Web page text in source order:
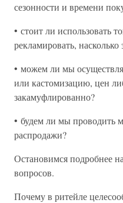
сезонности и времени
• стоит ли использовать
рекламировать,
• можем ли мы
или кастомизацию, цен
закамуфлированно?
• будем ли мы проводить
распродажи?
Остановимся подробнее
вопросов.
Почему в ритейле